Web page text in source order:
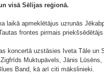
visā Sēlijas reģionā.
laikā apmeklētājus uzrunās
frontes pirmais
koncertā uzstāsies Iveta Tāle un
Muktupāvels, Jānis
Band, kā arī citi mākslinieki.